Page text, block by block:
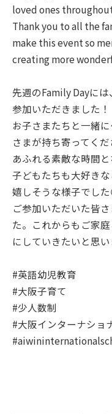
loved ones
Thank you to all the
make this event so
creating more
先週のFamily Dayに
参加いただきました！
お子さまたちと一緒
さまが持ち寄ってく
あふれる素敵な時間と
子どもたちも大好き
嬉しそうな様子でし
ご参加いただいた皆
た。これからもご家
にしていきたいと思い
#英語幼児教育
#大阪子育て
#少人数制
#大阪インターナショ